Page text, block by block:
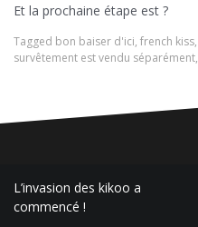
Et la prochaine étape est ?
Tagged bon baiser d'ici, french kiss,
survêtement est vendu séparément,
Navigation
de
L’invasion des kikoo a
commencé !